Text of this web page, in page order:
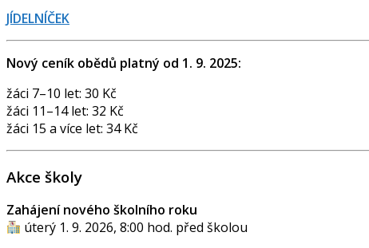
JÍDELNÍČEK
Nový ceník obědů platný od 1. 9. 2025:
žáci 7–10 let: 30 Kč
žáci 11–14 let: 32 Kč
žáci 15 a více let: 34 Kč
Akce školy
Zahájení nového školního roku
úterý 1. 9. 2026, 8:00 hod. před školou